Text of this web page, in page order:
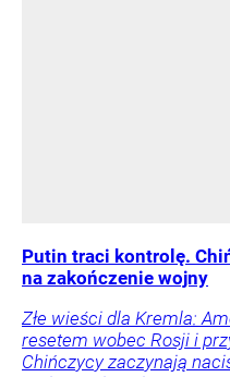
Putin traci kontrolę.
na zakończenie wojny
Złe wieści dla Kremla:
resetem wobec Rosji i
Chińczycy zaczynają